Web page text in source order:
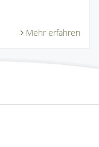
Mehr erfahren